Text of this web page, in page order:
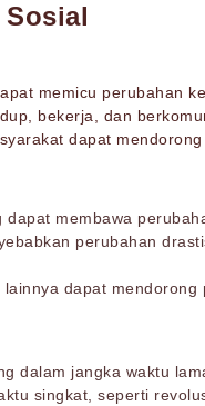
Sosial
memicu perubahan
bekerja, dan
dapat
membawa
perubahan
dapat
dalam jangka waktu
singkat, seperti